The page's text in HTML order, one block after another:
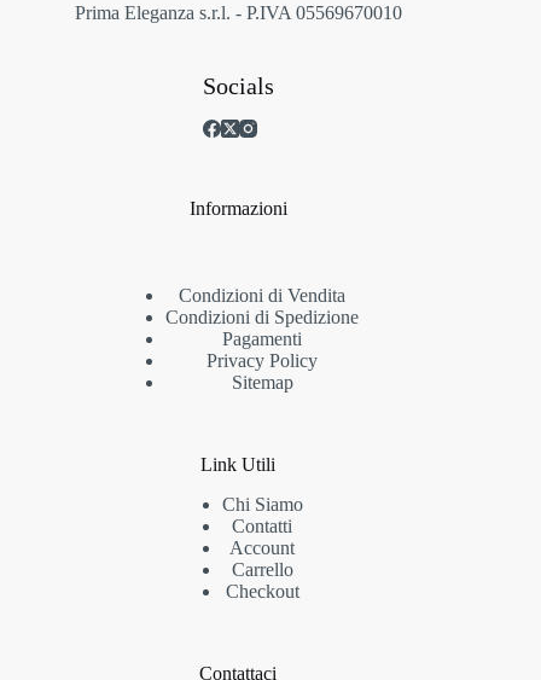
Prima Eleganza s.r.l. - P.IVA 05569670010
Socials
Informazioni
Condizioni di Vendita
Condizioni di Spedizione
Pagamenti
Privacy Policy
Sitemap
Link Utili
Chi Siamo
Contatti
Account
Carrello
Checkout
Contattaci